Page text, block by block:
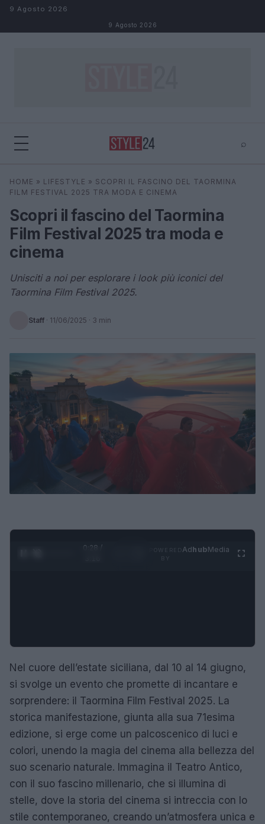
Salta al contenuto
9 Agosto 2026
9 Agosto 2026
⌕
Cerca ⌕
HOME » LIFESTYLE » SCOPRI IL FASCINO DEL TAORMINA
FILM FESTIVAL 2025 TRA MODA E CINEMA
Scopri il fascino del Taormina
Film Festival 2025 tra moda e
cinema
Unisciti a noi per esplorare i look più iconici del
Taormina Film Festival 2025.
Staff · 11/06/2025 · 3 min
0:29 /
AdhubMedia
Nel cuore dell’estate siciliana, dal 10 al 14 giugno,
si svolge un evento che promette di incantare e
sorprendere: il Taormina Film Festival 2025. La
storica manifestazione, giunta alla sua 71esima
edizione, si erge come un palcoscenico di luci e
colori, unendo la magia del cinema alla bellezza del
suo scenario naturale. Immagina il Teatro Antico,
con il suo fascino millenario, che si illumina di
stelle, dove la storia del cinema si intreccia con lo
stile contemporaneo, creando un’atmosfera unica e